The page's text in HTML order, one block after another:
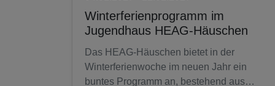
Winterferienprogramm im
Jugendhaus HEAG-Häuschen
Das HEAG-Häuschen bietet in der
Winterferienwoche im neuen Jahr ein
buntes Programm an, bestehend aus